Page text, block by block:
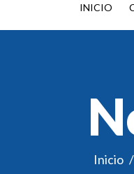
INICIO
Inicio